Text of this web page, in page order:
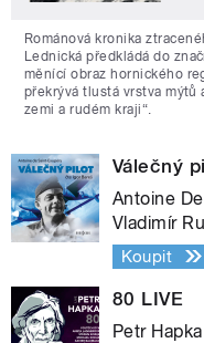
Románová kronika
Lednická předkládá do
měnící obraz hornického
překrývá tlustá vrstva mýtů
zemi a rudém kraji“.
Válečný
Antoine
Vladimír
Koupit
80 LIVE
Petr Hapka